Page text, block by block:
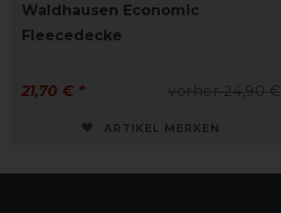
Waldhausen Economic
Fleecedecke
vorher 24,90 €
21,70 € *
ARTIKEL MERKEN